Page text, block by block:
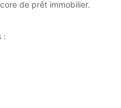
de prêt immobilier.
: